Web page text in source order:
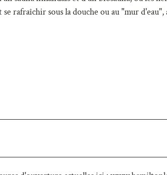
rafraîchir sous la douche ou au "mur d'eau",